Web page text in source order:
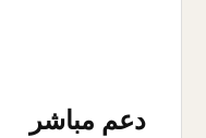
دعم مباشر